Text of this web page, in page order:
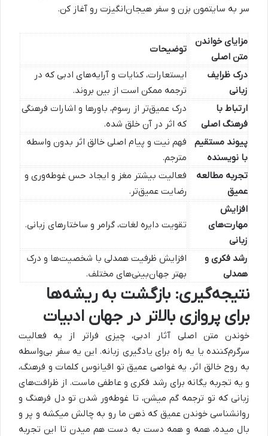
سر به سایتمون بزن و سفر هیجان‌انگیزت رو آغاز کن.
مزایای خواندن
متن اصلی
توضیحات
درک ظرایف
زبانی
ایستعارات، کنایات و آرایه‌های ادبی که در
ترجمه ممکن است از بین بروند.
ارتباط با
فرهنگ اصلی
درک عمیق‌تر از رسوم، باورها و اشارات فرهنگی
که اثر در آن خلق شده.
پیوند مستقیم
با نویسنده
فهم نیت و پیام اصلی خالق اثر بدون واسطه
مترجم.
تجربه مطالعه
عمیق
فعالیت بیشتر مغز و ایجاد حس غوطه‌وری و
رضایت عمیق‌تر.
افزایش
مهارت‌های
زبانی
تقویت دایره لغات، گرامر و ساختارهای زبانی.
رشد فکری و
همدلی
افزایش ظرفیت همدلی با شخصیت‌ها و درک
بهتر جهان‌بینی‌های مختلف.
نتیجه‌گیری: بازگشت به ریشه‌ها
برای پروازی بالاتر در جهان ادبیات
خوندن متن اصلی آثار ادبی، چیزی فراتر از یه فعالیت
سرگرم‌کننده یا یه راه برای یادگیری زبانه. این یه سفر بی‌واسطه
به روح خالق اثر، یه غواصی عمیق تو اقیانوس کلمات و فرهنگ،
و یه تجربه یگانه برای رشد فکری و عاطفی ماست. از ظرافت‌های
زبانی که تو ترجمه گم میشن، تا غوطه‌ور شدن تو دل فرهنگ و
روانشناسی خوندن عمیق که ذهن ما رو به چالش میکشه و پر و
بال میده، همه و همه دست به دست هم میدن تا این تجربه